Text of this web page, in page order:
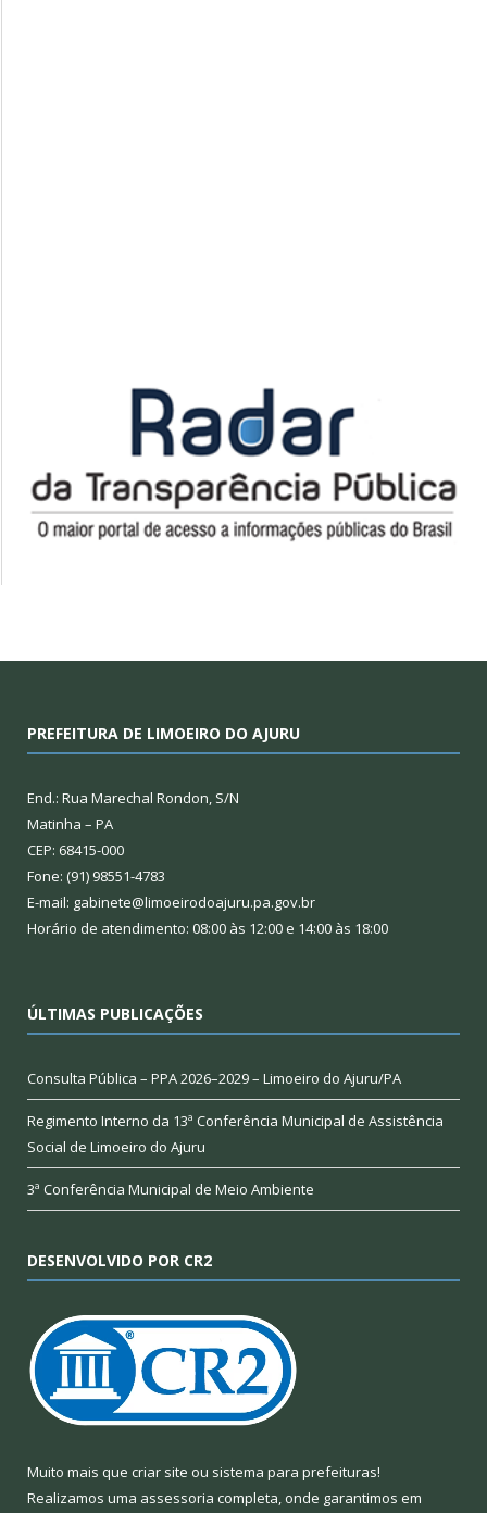
PREFEITURA DE LIMOEIRO DO AJURU
End.: Rua Marechal Rondon, S/N
Matinha – PA
CEP: 68415-000
Fone: (91) 98551-4783
E-mail: gabinete@limoeirodoajuru.pa.gov.br
Horário de atendimento: 08:00 às 12:00 e 14:00 às 18:00
ÚLTIMAS PUBLICAÇÕES
Consulta Pública – PPA 2026–2029 – Limoeiro do Ajuru/PA
Regimento Interno da 13ª Conferência Municipal de Assistência
Social de Limoeiro do Ajuru
3ª Conferência Municipal de Meio Ambiente
DESENVOLVIDO POR CR2
Muito mais que criar site ou sistema para prefeituras!
Realizamos uma assessoria completa, onde garantimos em